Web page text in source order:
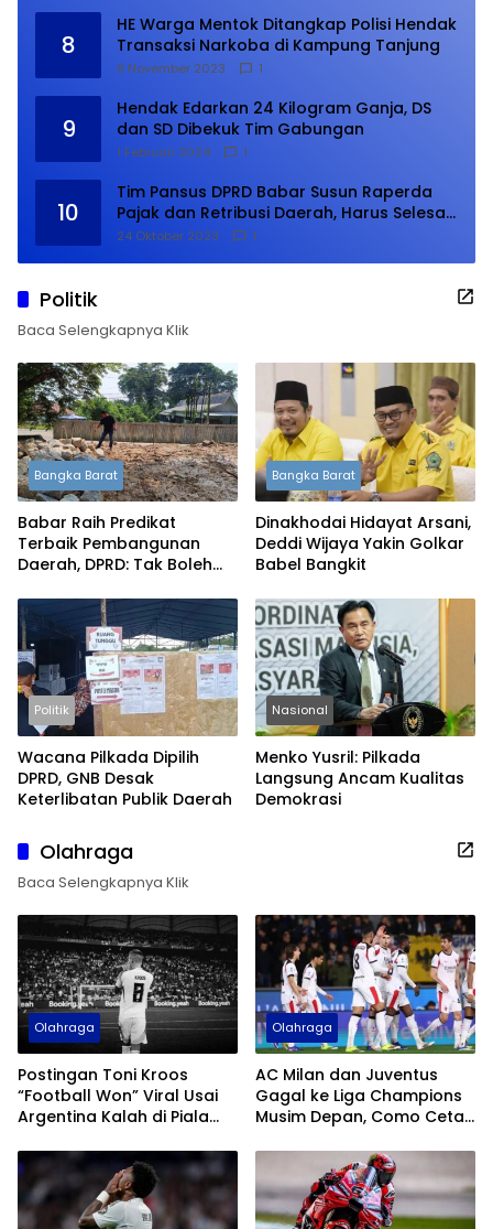
8
HE Warga Mentok Ditangkap Polisi Hendak
Transaksi Narkoba di Kampung Tanjung
9 November 2023 1
9
Hendak Edarkan 24 Kilogram Ganja, DS
dan SD Dibekuk Tim Gabungan
1 Februari 2024 1
10
Tim Pansus DPRD Babar Susun Raperda
Pajak dan Retribusi Daerah, Harus Selesai
Januari 2024
24 Oktober 2023 1
Politik
Baca Selengkapnya Klik
Bangka Barat
Babar Raih Predikat
Terbaik Pembangunan
Daerah, DPRD: Tak Boleh
Bangka Barat
Dinakhodai Hidayat Arsani,
Deddi Wijaya Yakin Golkar
Babel Bangkit
Politik
Wacana Pilkada Dipilih
DPRD, GNB Desak
Keterlibatan Publik Daerah
Nasional
Menko Yusril: Pilkada
Langsung Ancam Kualitas
Demokrasi
Olahraga
Baca Selengkapnya Klik
Olahraga
Postingan Toni Kroos
“Football Won” Viral Usai
Argentina Kalah di Piala
Olahraga
AC Milan dan Juventus
Gagal ke Liga Champions
Musim Depan, Como Cetak